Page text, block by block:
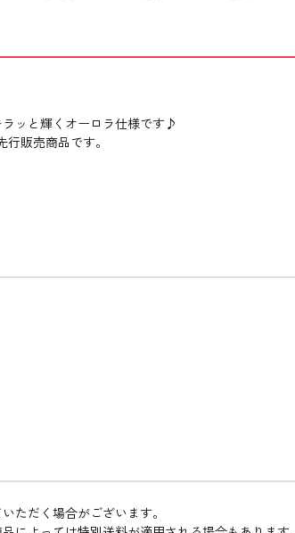
ラッと輝くオーロラ仕様です♪
販売商品です。
ただく場合がございます。